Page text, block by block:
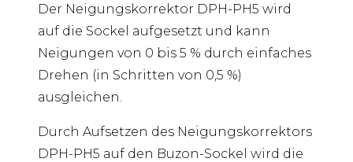
Der Neigungskorrektor DPH-PH5 wird
auf die Sockel aufgesetzt und kann
Neigungen von 0 bis 5 % durch einfaches
Drehen (in Schritten von 0,5 %)
ausgleichen.
Durch Aufsetzen des Neigungskorrektors
DPH-PH5 auf den Buzon-Sockel wird die